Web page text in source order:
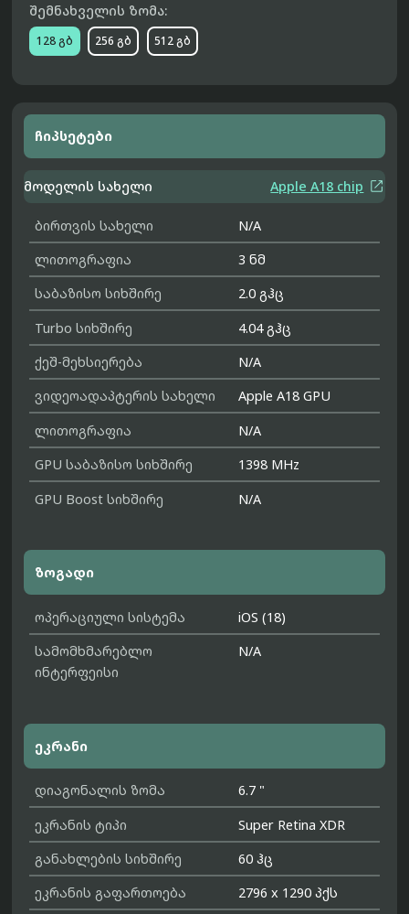
შემნახველის ზომა:
128 გბ 256 გბ 512 გბ
ჩიპსეტები
მოდელის სახელი Apple A18 chip 
ბირთვის სახელი
N/A
ლითოგრაფია
3 ნმ
საბაზისო სიხშირე
2.0 გჰც
Turbo სიხშირე
4.04 გჰც
ქეშ-მეხსიერება
N/A
ვიდეოადაპტერის სახელი
Apple A18 GPU
ლითოგრაფია
N/A
GPU საბაზისო სიხშირე
1398 MHz
GPU Boost სიხშირე
N/A
ზოგადი
ოპერაციული სისტემა
iOS (18)
სამომხმარებლო
ინტერფეისი
N/A
ეკრანი
დიაგონალის ზომა
6.7 "
ეკრანის ტიპი
Super Retina XDR
განახლების სიხშირე
60 ჰც
ეკრანის გაფართოება
2796 x 1290 პქს